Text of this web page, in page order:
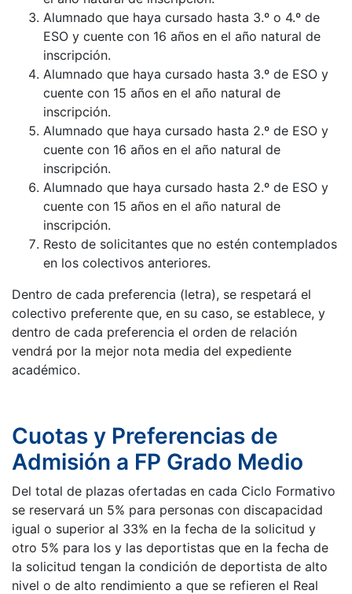
Alumnado que haya cursado hasta 3.º o 4.º de
ESO y cuente con 16 años en el año natural de
inscripción.
Alumnado que haya cursado hasta 3.º de ESO y
cuente con 15 años en el año natural de
inscripción.
Alumnado que haya cursado hasta 2.º de ESO y
cuente con 16 años en el año natural de
inscripción.
Alumnado que haya cursado hasta 2.º de ESO y
cuente con 15 años en el año natural de
inscripción.
Resto de solicitantes que no estén contemplados
en los colectivos anteriores.
Dentro de cada preferencia (letra), se respetará el
colectivo preferente que, en su caso, se establece, y
dentro de cada preferencia el orden de relación
vendrá por la mejor nota media del expediente
académico.
Cuotas y Preferencias de
Admisión a FP Grado Medio
Del total de plazas ofertadas en cada Ciclo Formativo
se reservará un 5% para personas con discapacidad
igual o superior al 33% en la fecha de la solicitud y
otro 5% para los y las deportistas que en la fecha de
la solicitud tengan la condición de deportista de alto
nivel o de alto rendimiento a que se refieren el Real